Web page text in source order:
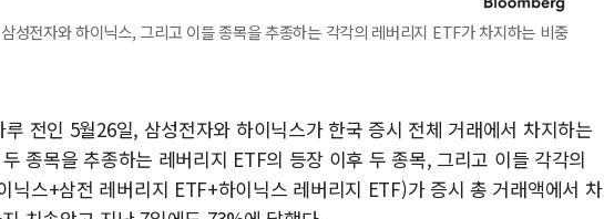
성전자와 하이닉스, 그리고 이들 종목을 추종하는 각각의 레버리지 ETF가 차지하는 비중
전인 5월26일, 삼성전자와 하이닉스가 한국 증시 전체 거래에서 차지하는
종목을 추종하는 레버리지 ETF의 등장 이후 두 종목, 그리고 이들 각각의
닉스+삼전 레버리지 ETF+하이닉스 레버리지 ETF)가 증시 총 거래액에서 차